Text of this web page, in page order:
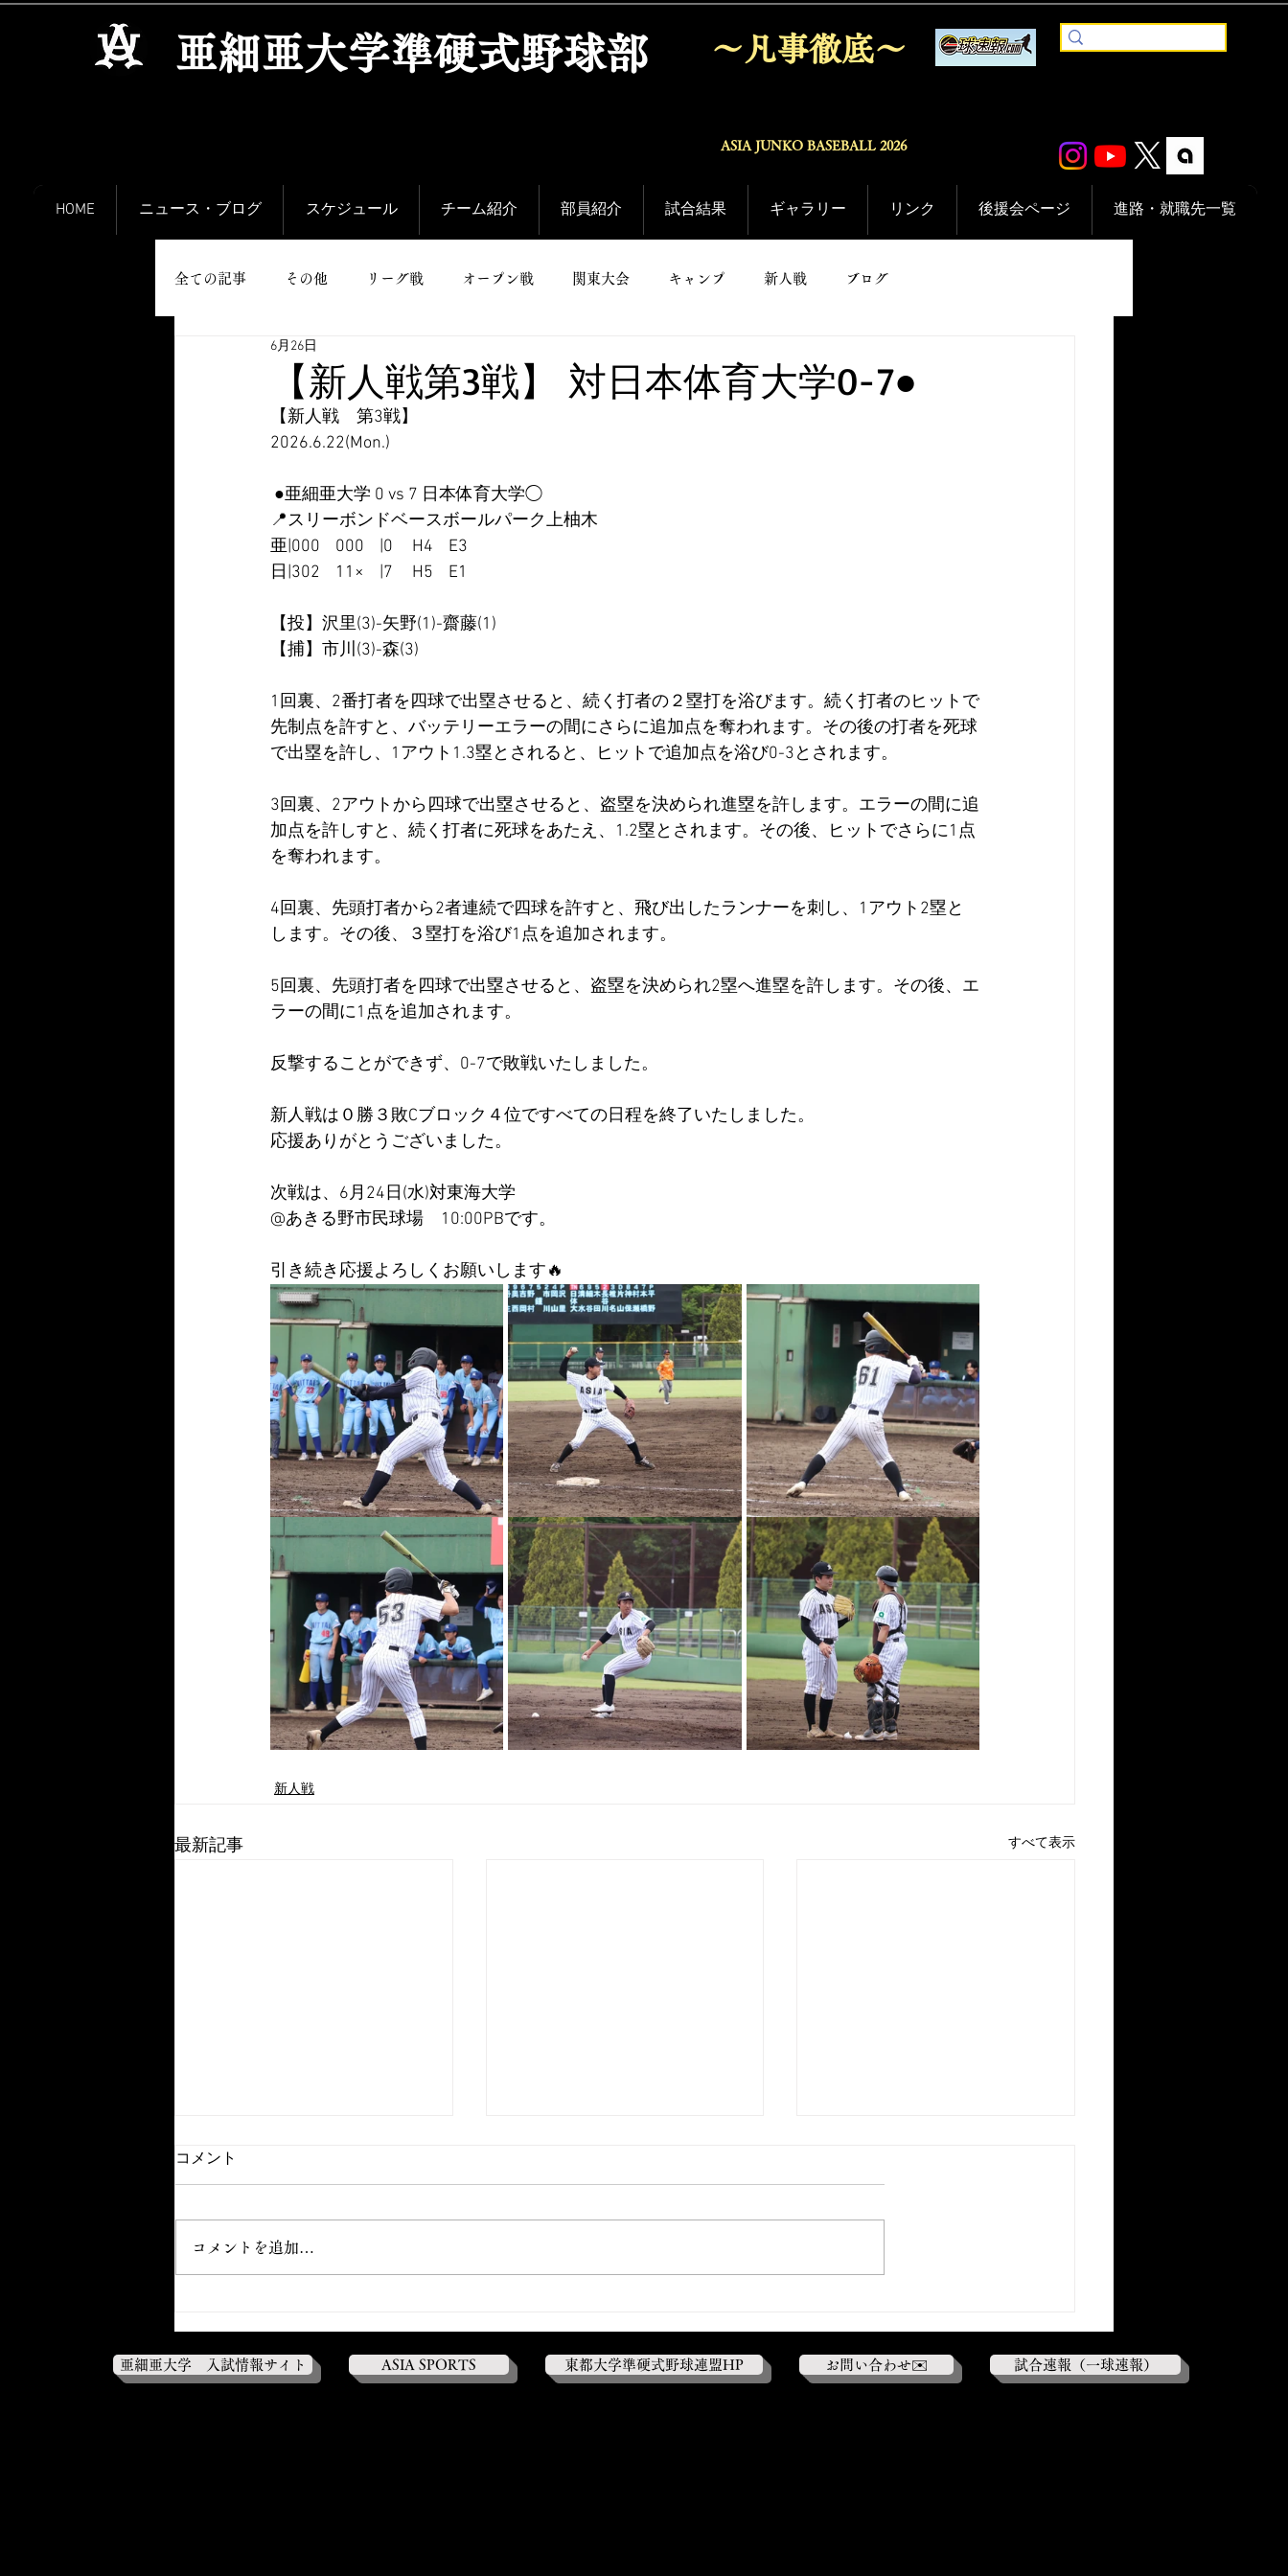
​亜細亜大学準硬式野球部 〜凡事徹底〜
ASIA JUNKO BASEBALL 2026
HOME ニュース・ブログ スケジュール チーム紹介 部員紹介 試合結果 ギャラリー リンク 後援会ページ 進路・就職先一覧
全ての記事 その他 リーグ戦 オープン戦 関東大会 キャンプ 新人戦 ブログ
【新人戦第3戦】 対日本体育大学0-7●
6月26日
【新人戦　第3戦】
2026.6.22(Mon.)
●亜細亜大学 0 vs 7 日本体育大学◯
📍スリーボンドベースボールパーク上柚木
亜|000    000    |0     H4    E3
日|302    11×    |7     H5    E1
【投】沢里(3)-矢野(1)-齋藤(1)
【捕】市川(3)-森(3)
1回裏、2番打者を四球で出塁させると、続く打者の２塁打を浴びます。続く打者のヒットで
先制点を許すと、バッテリーエラーの間にさらに追加点を奪われます。その後の打者を死球
で出塁を許し、1アウト1.3塁とされると、ヒットで追加点を浴び0-3とされます。
3回裏、2アウトから四球で出塁させると、盗塁を決められ進塁を許します。エラーの間に追
加点を許しすと、続く打者に死球をあたえ、1.2塁とされます。その後、ヒットでさらに1点
を奪われます。
4回裏、先頭打者から2者連続で四球を許すと、飛び出したランナーを刺し、1アウト2塁と
します。その後、３塁打を浴び1点を追加されます。
5回裏、先頭打者を四球で出塁させると、盗塁を決められ2塁へ進塁を許します。その後、エ
ラーの間に1点を追加されます。
反撃することができず、0-7で敗戦いたしました。
新人戦は０勝３敗Cブロック４位ですべての日程を終了いたしました。
応援ありがとうございました。
次戦は、6月24日(水)対東海大学
@あきる野市民球場　10:00PBです。
引き続き応援よろしくお願いします🔥
新人戦
最新記事 すべて表示
学0-2●
0-3●
0
コメント
コメントを追加…
亜細亜大学 入試情報サイト ASIA SPORTS 東都大学準硬式野球連盟HP お問い合わせ✉️ 試合速報（一球速報）